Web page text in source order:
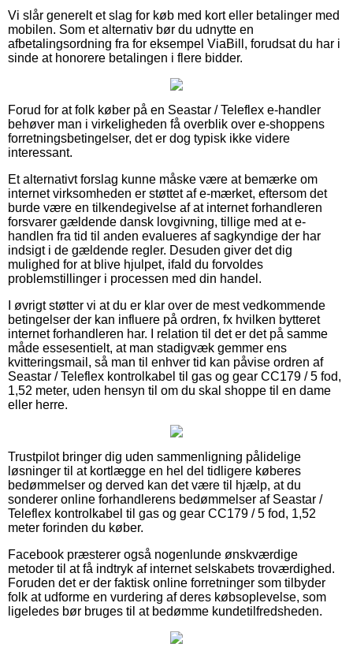
Vi slår generelt et slag for køb med kort eller betalinger med
mobilen. Som et alternativ bør du udnytte en
afbetalingsordning fra for eksempel ViaBill, forudsat du har i
sinde at honorere betalingen i flere bidder.
Forud for at folk køber på en Seastar / Teleflex e-handler
behøver man i virkeligheden få overblik over e-shoppens
forretningsbetingelser, det er dog typisk ikke videre
interessant.
Et alternativt forslag kunne måske være at bemærke om
internet virksomheden er støttet af e-mærket, eftersom det
burde være en tilkendegivelse af at internet forhandleren
forsvarer gældende dansk lovgivning, tillige med at e-
handlen fra tid til anden evalueres af sagkyndige der har
indsigt i de gældende regler. Desuden giver det dig
mulighed for at blive hjulpet, ifald du forvoldes
problemstillinger i processen med din handel.
I øvrigt støtter vi at du er klar over de mest vedkommende
betingelser der kan influere på ordren, fx hvilken bytteret
internet forhandleren har. I relation til det er det på samme
måde essesentielt, at man stadigvæk gemmer ens
kvitteringsmail, så man til enhver tid kan påvise ordren af
Seastar / Teleflex kontrolkabel til gas og gear CC179 / 5 fod,
1,52 meter, uden hensyn til om du skal shoppe til en dame
eller herre.
Trustpilot bringer dig uden sammenligning pålidelige
løsninger til at kortlægge en hel del tidligere køberes
bedømmelser og derved kan det være til hjælp, at du
sonderer online forhandlerens bedømmelser af Seastar /
Teleflex kontrolkabel til gas og gear CC179 / 5 fod, 1,52
meter forinden du køber.
Facebook præsterer også nogenlunde ønskværdige
metoder til at få indtryk af internet selskabets troværdighed.
Foruden det er der faktisk online forretninger som tilbyder
folk at udforme en vurdering af deres købsoplevelse, som
ligeledes bør bruges til at bedømme kundetilfredsheden.